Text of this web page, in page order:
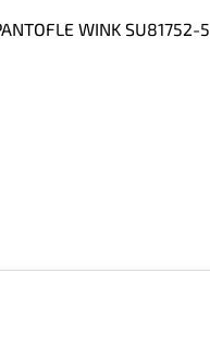
WINK SU81752-